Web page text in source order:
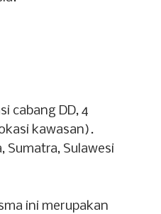
cabang DD, 4
kawasan).
Sumatra, Sulawesi
ini merupakan